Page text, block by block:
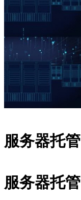
服务器托管
服务器托管